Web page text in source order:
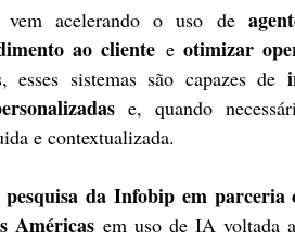
acelerando o uso de
ao cliente e otimizar
esses sistemas são capazes de
e, quando
e contextualizada.
pesquisa da Infobip em
Américas em uso de IA voltada a